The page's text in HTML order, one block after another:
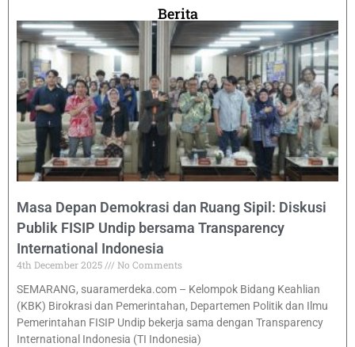
Berita
Masa Depan Demokrasi dan Ruang Sipil: Diskusi
Publik FISIP Undip bersama Transparency
International Indonesia
4th December 2025
No Comments
SEMARANG, suaramerdeka.com – Kelompok Bidang Keahlian
(KBK) Birokrasi dan Pemerintahan, Departemen Politik dan Ilmu
Pemerintahan FISIP Undip bekerja sama dengan Transparency
International Indonesia (TI Indonesia)